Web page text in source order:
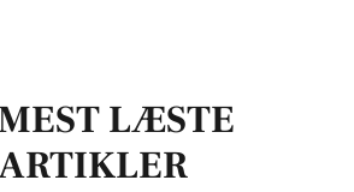
LÆSTE